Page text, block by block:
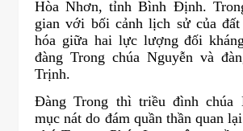
Hòa Nhơn, tỉnh Bình Định.
gian với bối cảnh lịch sử của
hóa giữa hai lực lượng đối
đàng Trong chúa Nguyễn và
Trịnh.
Đàng Trong thì triều đình chúa
mục nát do đám quần thần quan